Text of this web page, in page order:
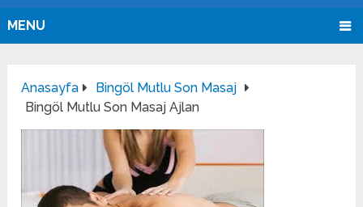
MENU
Anasayfa
Bingöl Mutlu Son Masaj
Bingöl Mutlu Son Masaj Ajlan